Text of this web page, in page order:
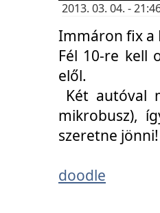
2013. 03. 04. -
Immáron fix a
Fél 10-re kell
elől.
Két autóval
mikrobusz),
szeretne jönni!
doodle